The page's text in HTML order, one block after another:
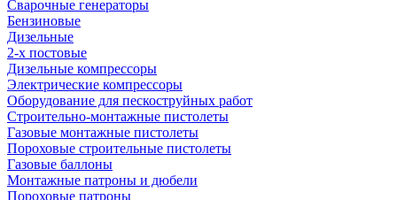
Сварочные генераторы
Бензиновые
Дизельные
2-х постовые
Дизельные компрессоры
Электрические компрессоры
Оборудование для пескоструйных работ
Строительно-монтажные пистолеты
Газовые монтажные пистолеты
Пороховые строительные пистолеты
Газовые баллоны
Монтажные патроны и дюбели
Пороховые патроны